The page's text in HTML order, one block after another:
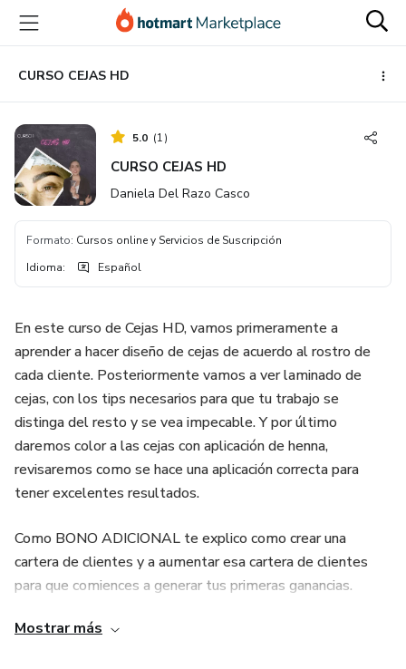
principal
página
de
página
CURSO CEJAS HD
5.0 (1)
CURSO CEJAS HD
Daniela Del Razo Casco
Formato: Cursos online y Servicios de Suscripción
Idioma: Español
En este curso de Cejas HD, vamos primeramente a
aprender a hacer diseño de cejas de acuerdo al rostro de
cada cliente. Posteriormente vamos a ver laminado de
cejas, con los tips necesarios para que tu trabajo se
distinga del resto y se vea impecable. Y por último
daremos color a las cejas con aplicación de henna,
revisaremos como se hace una aplicación correcta para
tener excelentes resultados.
Como BONO ADICIONAL te explico como crear una
cartera de clientes y a aumentar esa cartera de clientes
para que comiences a generar tus primeras ganancias.
Mostrar más